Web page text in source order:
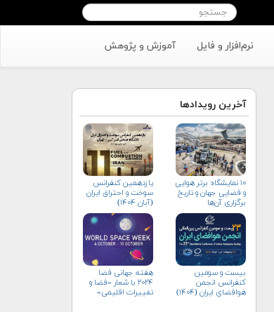
نرم‌افزار و فایل آموزش و پژوهش
آخرین رویدادها
۱۰ نمایشگاه برتر هوایی
و فضایی جهان و تاریخ
برگزاری آن‌ها
یازدهمین کنفرانس
سوخت و احتراق ایران
(آبان‌ ۱۴۰۴)
بیست و سومین
کنفرانس انجمن
هوافضای ايران (۱۴۰۴)
هفته جهانی فضا
۲۰۲۴ با شعار «فضا و
تغییرات اقلیمی»